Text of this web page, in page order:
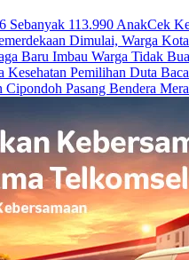
Sebanyak 113.990 AnakCek
Dimulai, Warga
Baru Imbau Warga Tidak
Kesehatan Pemilihan Duta
Cipondoh Pasang Bendera